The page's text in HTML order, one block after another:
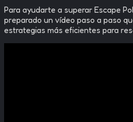
Para ayudarte a superar Escape
preparado un vídeo paso a paso
estrategias más eficientes para